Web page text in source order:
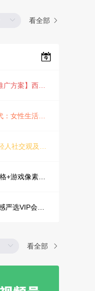
看全部
【旅游推广方案】西安城市旅游介绍PPT（古风/文化/历史）
中女时代：女性生活方式及消费洞察
05后年轻人社交观及行为研究2025
MBTI人格+游戏像素风主题企业年会
2025灵感严选VIP会员手册【向团队介绍/采购报销用】
看全部